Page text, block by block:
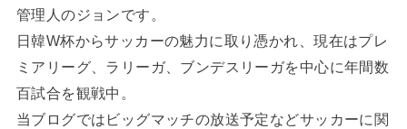
管理人のジョンです。
日韓W杯からサッカーの魅力に取り憑かれ、現在はプレ
ミアリーグ、ラリーガ、ブンデスリーガを中心に年間数
百試合を観戦中。
当ブログではビッグマッチの放送予定などサッカーに関